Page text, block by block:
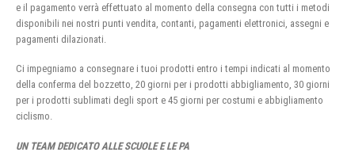
e il pagamento verrà effettuato al momento della consegna con tutti i metodi
disponibili nei nostri punti vendita, contanti, pagamenti elettronici, assegni e
pagamenti dilazionati.
Ci impegniamo a consegnare i tuoi prodotti entro i tempi indicati al momento
della conferma del bozzetto, 20 giorni per i prodotti abbigliamento, 30 giorni
per i prodotti sublimati degli sport e 45 giorni per costumi e abbigliamento
ciclismo.
UN TEAM DEDICATO ALLE SCUOLE E LE PA